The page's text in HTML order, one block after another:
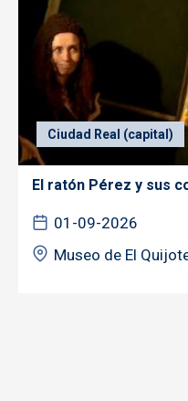
Ciudad Real (capital)
El ratón Pérez y sus
01-09-2026
Museo de El